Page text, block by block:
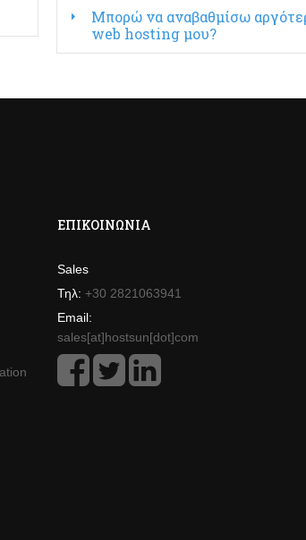
Μπορώ να αναβαθμίσω
web hosting μου?
ΕΠΙΚΟΙΝΩΝΊΑ
Sales
Τηλ: +30 2821063941
Email:
sales[at]hostsun[dot]com